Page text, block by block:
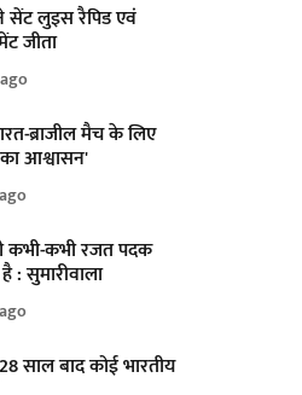
ने सेंट लुइस रैपिड एवं
जीता
ब्राजील मैच के लिए
आश्वासन'
कभी-कभी रजत पदक
: सुमारीवाला
साल बाद कोई भारतीय